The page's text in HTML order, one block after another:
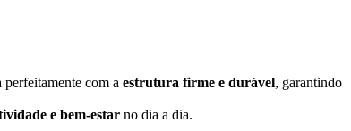
perfeitamente com a estrutura firme e durável, garantindo
e bem-estar no dia a dia.